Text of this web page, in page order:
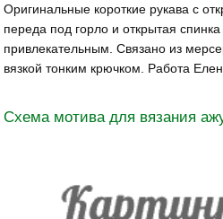
Оригинальные короткие рукава с
переда под горло и открытая
привлекательным. Связано из
вязкой тонким крючком. Работа
Схема мотива для вязания